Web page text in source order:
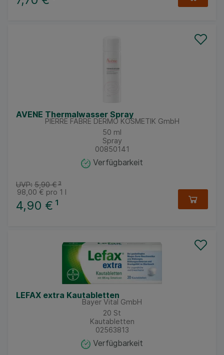
AVENE Thermalwasser Spray
PIERRE FABRE DERMO KOSMETIK GmbH
50 ml
Spray
00850141
Verfügbarkeit
4,90 € ¹
UVP: 5,90 €³
98,00 € pro 1 l
LEFAX extra Kautabletten
Bayer Vital GmbH
20 St
Kautabletten
02563813
Verfügbarkeit